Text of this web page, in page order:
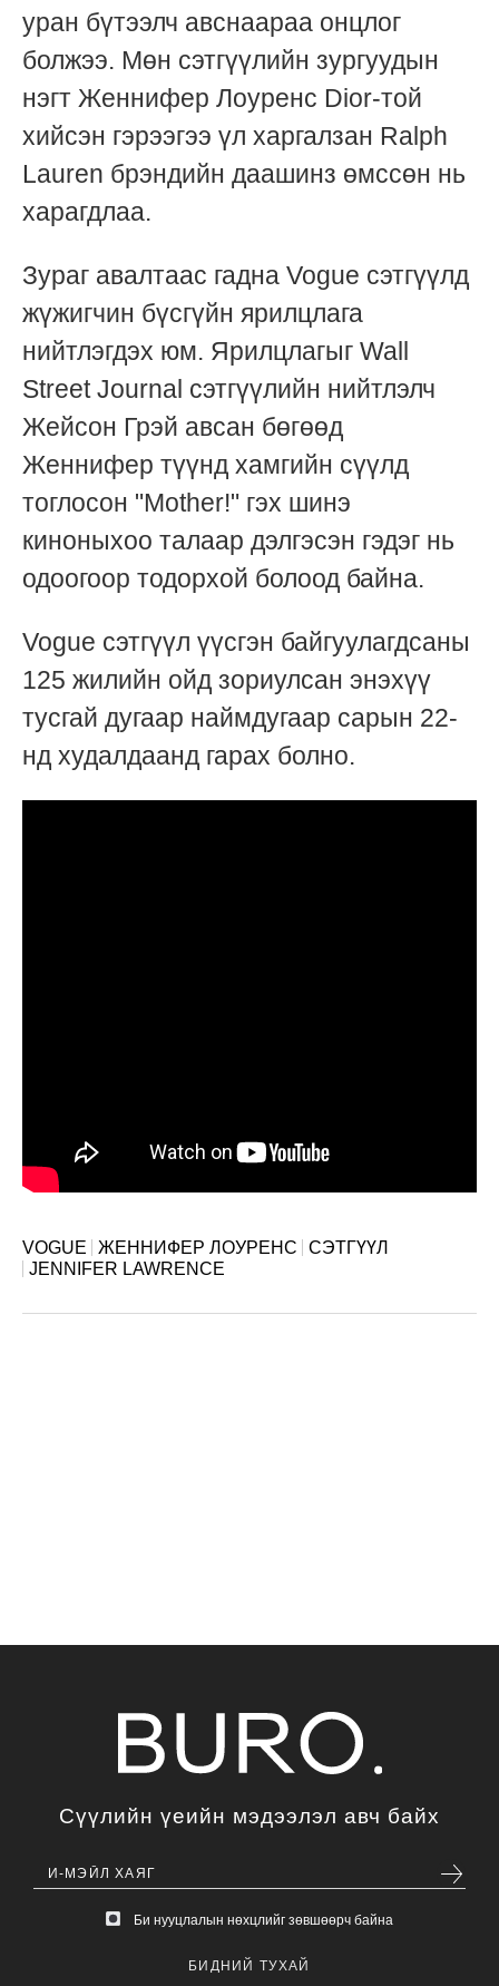
уран бүтээлч авснаараа онцлог
болжээ. Мөн сэтгүүлийн зургуудын
нэгт Женнифер Лоуренс Dior-той
хийсэн гэрээгээ үл харгалзан Ralph
Lauren брэндийн даашинз өмссөн нь
харагдлаа.
Зураг авалтаас гадна Vogue сэтгүүлд
жүжигчин бүсгүйн ярилцлага
нийтлэгдэх юм. Ярилцлагыг Wall
Street Journal сэтгүүлийн нийтлэлч
Жейсон Грэй авсан бөгөөд
Женнифер түүнд хамгийн сүүлд
тоглосон "Mother!" гэх шинэ
киноныхоо талаар дэлгэсэн гэдэг нь
одоогоор тодорхой болоод байна.
Vogue сэтгүүл үүсгэн байгуулагдсаны
125 жилийн ойд зориулсан энэхүү
тусгай дугаар наймдугаар сарын 22-
нд худалдаанд гарах болно.
VOGUE ЖЕННИФЕР ЛОУРЕНС
СЭТГҮҮЛ
JENNIFER LAWRENCE
Сүүлийн үеийн мэдээлэл авч байх
Би нууцлалын нөхцлийг зөвшөөрч байна
БИДНИЙ ТУХАЙ